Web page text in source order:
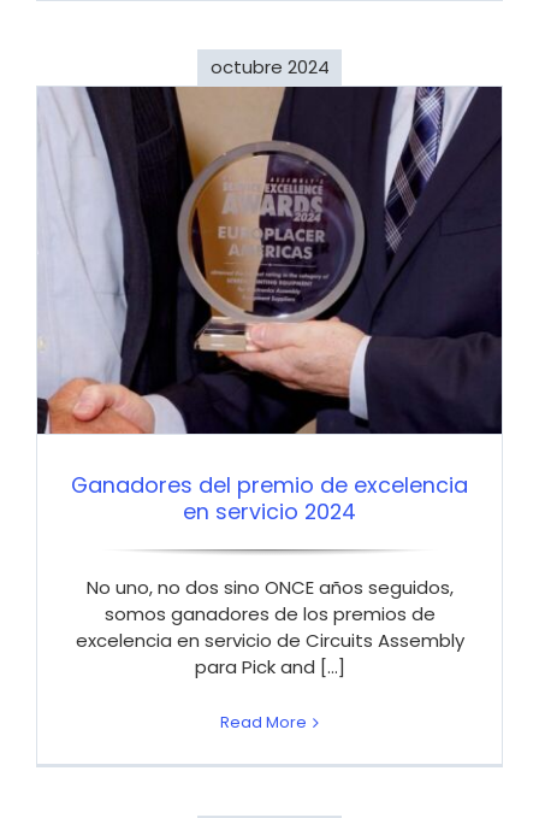
octubre 2024
Ganadores del premio de excelencia
en servicio 2024
No uno, no dos sino ONCE años seguidos,
somos ganadores de los premios de
excelencia en servicio de Circuits Assembly
para Pick and [...]
Read More